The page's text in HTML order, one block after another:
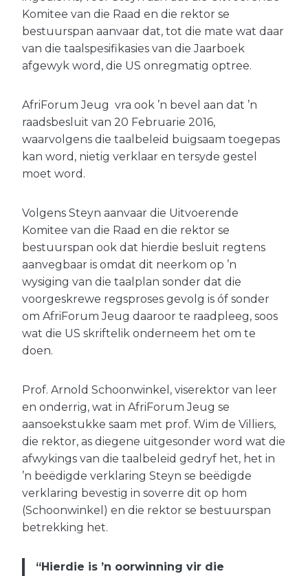
Komitee van die Raad en die rektor se
bestuurspan aanvaar dat, tot die mate wat daar
van die taalspesifikasies van die Jaarboek
afgewyk word, die US onregmatig optree.
AfriForum Jeug vra ook ’n bevel aan dat ’n
raadsbesluit van 20 Februarie 2016,
waarvolgens die taalbeleid buigsaam toegepas
kan word, nietig verklaar en tersyde gestel
moet word.
Volgens Steyn aanvaar die Uitvoerende
Komitee van die Raad en die rektor se
bestuurspan ook dat hierdie besluit regtens
aanvegbaar is omdat dit neerkom op ’n
wysiging van die taalplan sonder dat die
voorgeskrewe regsproses gevolg is óf sonder
om AfriForum Jeug daaroor te raadpleeg, soos
wat die US skriftelik onderneem het om te
doen.
Prof. Arnold Schoonwinkel, viserektor van leer
en onderrig, wat in AfriForum Jeug se
aansoekstukke saam met prof. Wim de Villiers,
die rektor, as diegene uitgesonder word wat die
afwykings van die taalbeleid gedryf het, het in
’n beëdigde verklaring Steyn se beëdigde
verklaring bevestig in soverre dit op hom
(Schoonwinkel) en die rektor se bestuurspan
betrekking het.
“Hierdie is ’n oorwinning vir die